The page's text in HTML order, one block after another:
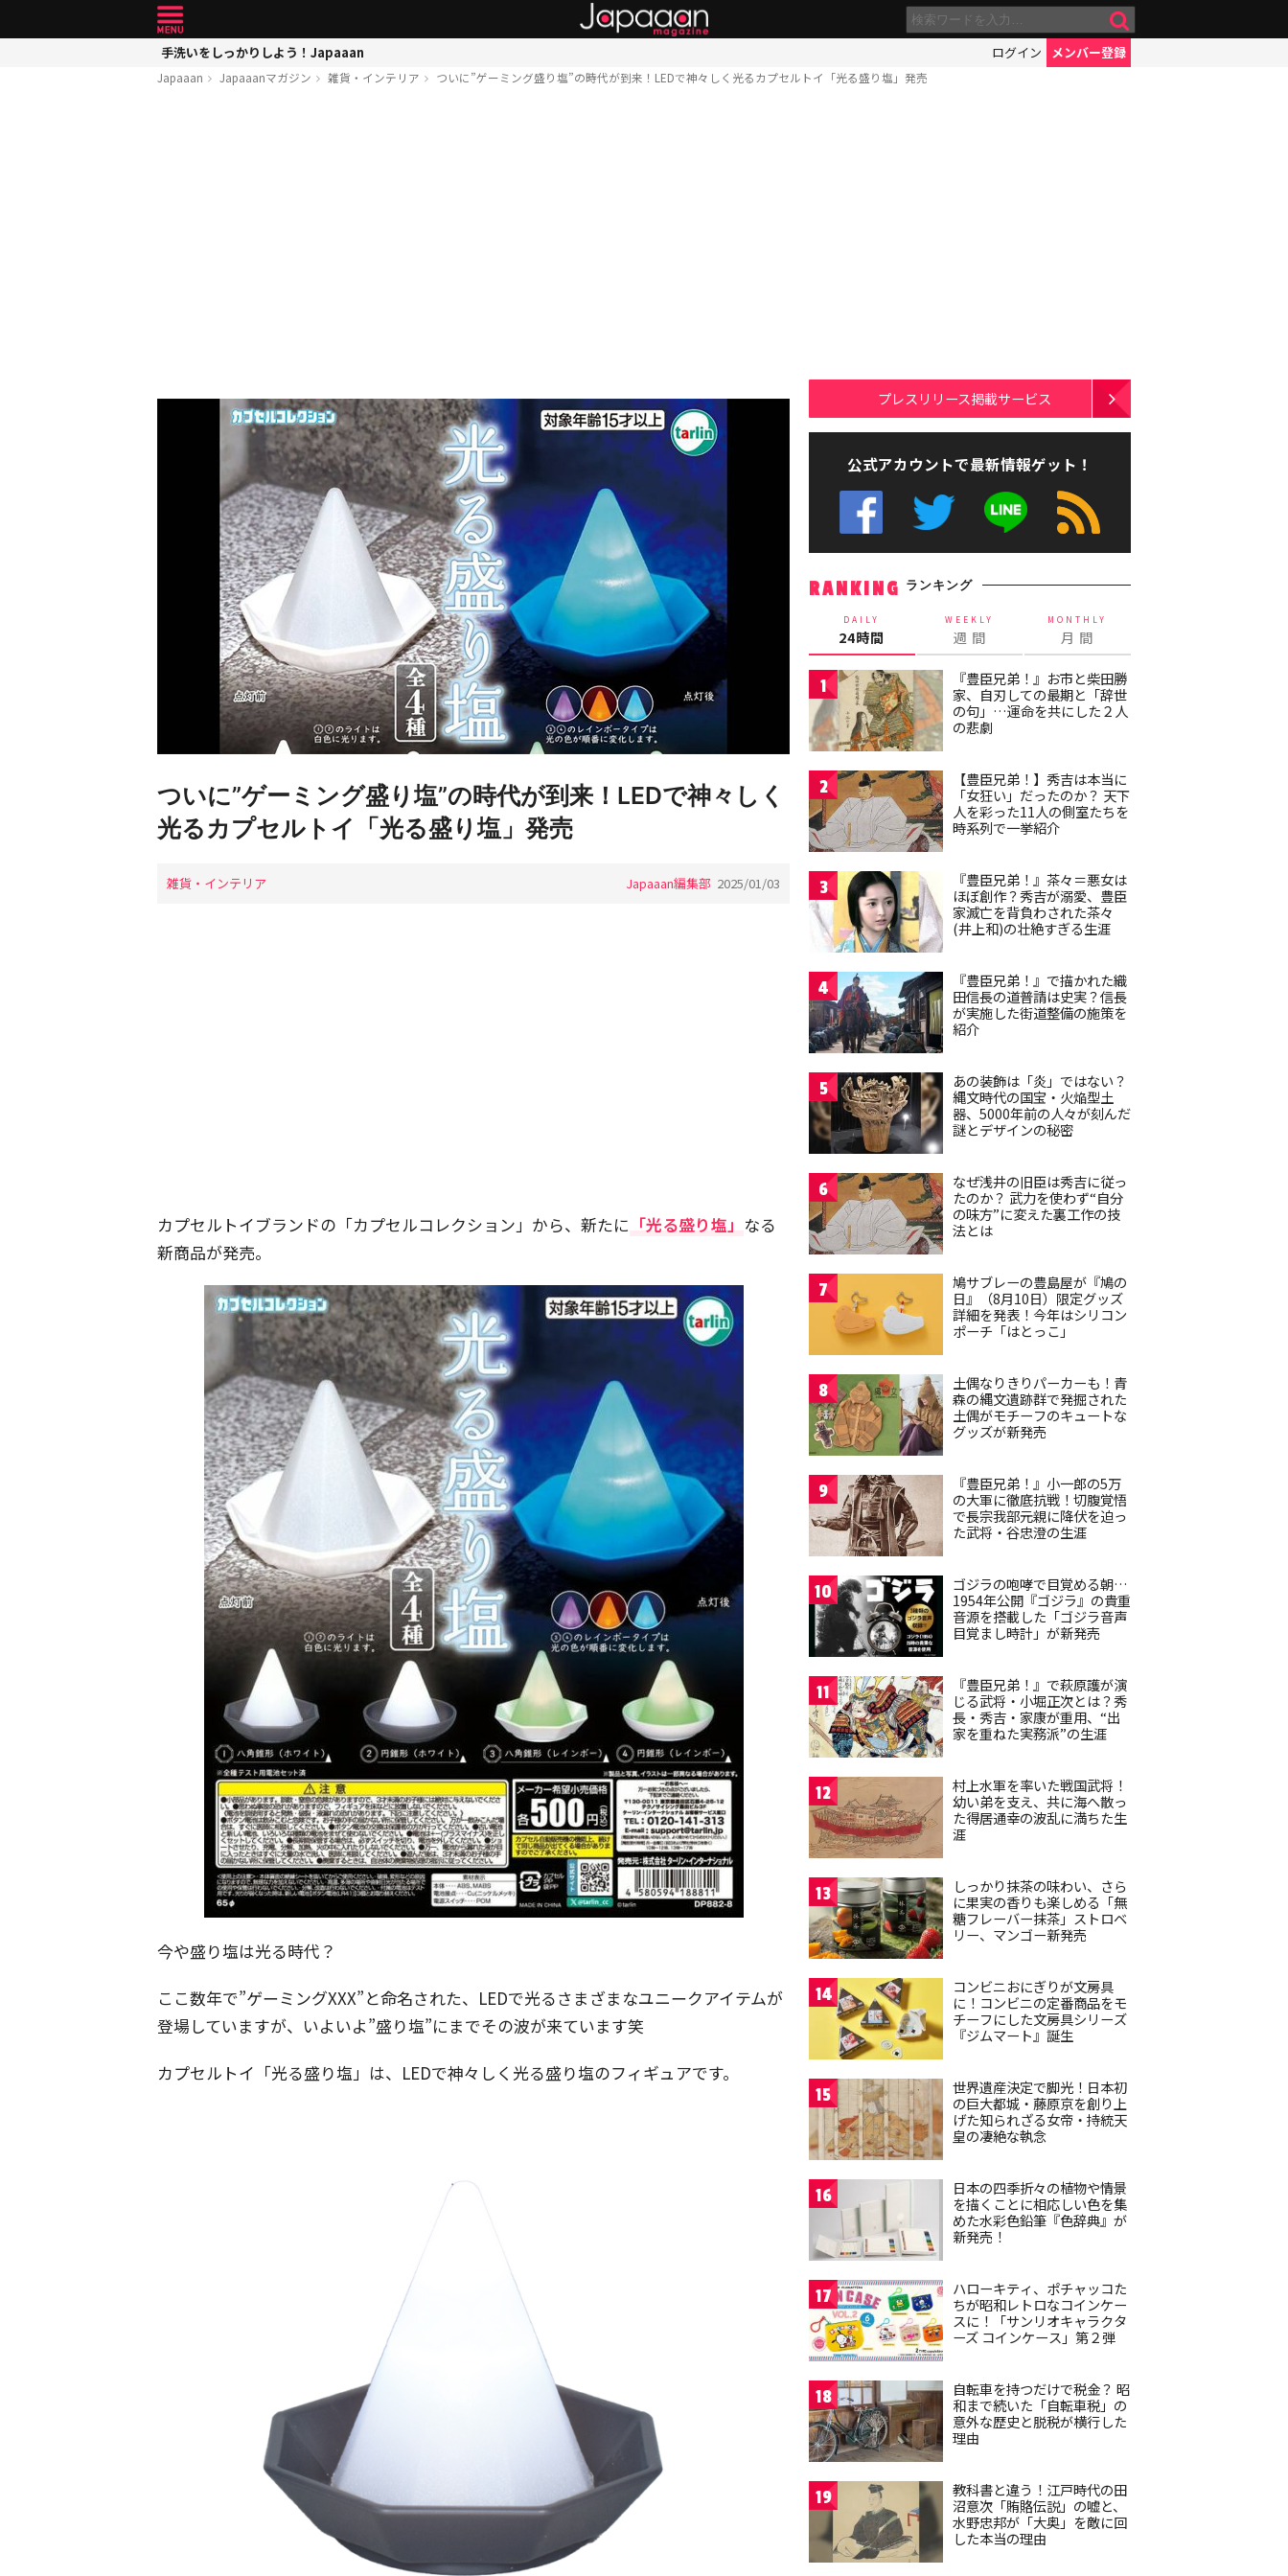
手洗いをしっかりしよう！Japaaan ログイン メンバー登録
Japaaan Japaaanマガジン 雑貨・インテリア ついに”ゲーミング盛り塩”の時代が到来！LEDで神々しく光るカプセルトイ「光る盛り塩」発売
ついに”ゲーミング盛り塩”の時代が到来！LEDで神々しく
光るカプセルトイ「光る盛り塩」発売
雑貨・インテリア Japaaan編集部 2025/01/03
カプセルトイブランドの「カプセルコレクション」から、新たに 「光る盛り塩」 なる
新商品が発売。
今や盛り塩は光る時代？
ここ数年で”ゲーミングXXX”と命名された、LEDで光るさまざまなユニークアイテムが
登場していますが、いよいよ”盛り塩”にまでその波が来ています笑
カプセルトイ「光る盛り塩」は、LEDで神々しく光る盛り塩のフィギュアです。
プレスリリース掲載サービス
公式アカウントで最新情報ゲット！
RANKING ランキング
DAILY
24時間
WEEKLY
週 間
MONTHLY
月 間
1
『豊臣兄弟！』お市と柴田勝
家、自刃しての最期と「辞世
の句」…運命を共にした２人
の悲劇
2
【豊臣兄弟！】秀吉は本当に
「女狂い」だったのか？ 天下
人を彩った11人の側室たちを
時系列で一挙紹介
3
『豊臣兄弟！』茶々＝悪女は
ほぼ創作？秀吉が溺愛、豊臣
家滅亡を背負わされた茶々
(井上和)の壮絶すぎる生涯
4
『豊臣兄弟！』で描かれた織
田信長の道普請は史実？信長
が実施した街道整備の施策を
紹介
5
あの装飾は「炎」ではない？
縄文時代の国宝・火焔型土
器、5000年前の人々が刻んだ
謎とデザインの秘密
6
なぜ浅井の旧臣は秀吉に従っ
たのか？ 武力を使わず“自分
の味方”に変えた裏工作の技
法とは
7
鳩サブレーの豊島屋が『鳩の
日』（8月10日）限定グッズ
詳細を発表！今年はシリコン
ポーチ「はとっこ」
8
土偶なりきりパーカーも！青
森の縄文遺跡群で発掘された
土偶がモチーフのキュートな
グッズが新発売
9
『豊臣兄弟！』小一郎の5万
の大軍に徹底抗戦！切腹覚悟
で長宗我部元親に降伏を迫っ
た武将・谷忠澄の生涯
10
ゴジラの咆哮で目覚める朝…
1954年公開『ゴジラ』の貴重
音源を搭載した「ゴジラ音声
目覚まし時計」が新発売
11
『豊臣兄弟！』で萩原護が演
じる武将・小堀正次とは？秀
長・秀吉・家康が重用、“出
家を重ねた実務派”の生涯
12
村上水軍を率いた戦国武将！
幼い弟を支え、共に海へ散っ
た得居通幸の波乱に満ちた生
涯
13
しっかり抹茶の味わい、さら
に果実の香りも楽しめる「無
糖フレーバー抹茶」ストロベ
リー、マンゴー新発売
14
コンビニおにぎりが文房具
に！コンビニの定番商品をモ
チーフにした文房具シリーズ
『ジムマート』誕生
15
世界遺産決定で脚光！日本初
の巨大都城・藤原京を創り上
げた知られざる女帝・持統天
皇の凄絶な執念
16
日本の四季折々の植物や情景
を描くことに相応しい色を集
めた水彩色鉛筆『色辞典』が
新発売！
17
ハローキティ、ポチャッコた
ちが昭和レトロなコインケー
スに！「サンリオキャラクタ
ーズ コインケース」第２弾
18
自転車を持つだけで税金？ 昭
和まで続いた「自転車税」の
意外な歴史と脱税が横行した
理由
19
教科書と違う！江戸時代の田
沼意次「賄賂伝説」の嘘と、
水野忠邦が「大奥」を敵に回
した本当の理由